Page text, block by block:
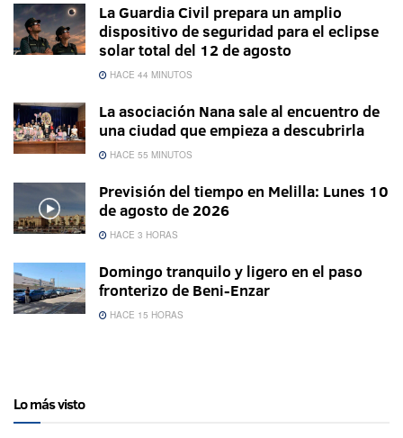
La Guardia Civil prepara un amplio
dispositivo de seguridad para el eclipse
solar total del 12 de agosto
HACE 44 MINUTOS
La asociación Nana sale al encuentro de
una ciudad que empieza a descubrirla
HACE 55 MINUTOS
Previsión del tiempo en Melilla: Lunes 10
de agosto de 2026
HACE 3 HORAS
Domingo tranquilo y ligero en el paso
fronterizo de Beni-Enzar
HACE 15 HORAS
Lo más visto